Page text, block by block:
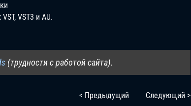
VST3 и AU.
(трудности с работой сайта).
< Предыдущий Следующий >